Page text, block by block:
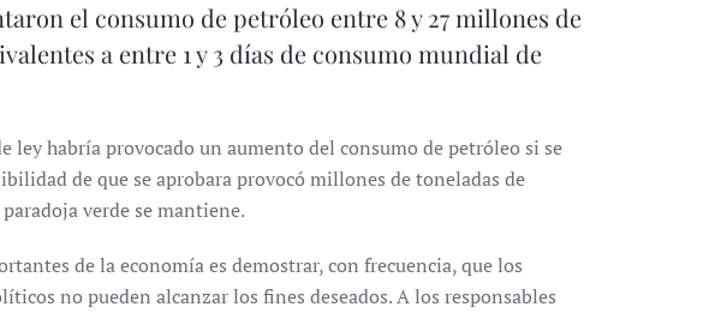
el consumo de petróleo entre 8 y 27 millones de
a entre 1 y 3 días de consumo mundial de
ley habría provocado un aumento del consumo de petróleo si se
de que se aprobara provocó millones de toneladas de
verde se mantiene.
de la economía es demostrar, con frecuencia, que los
no pueden alcanzar los fines deseados. A los responsables